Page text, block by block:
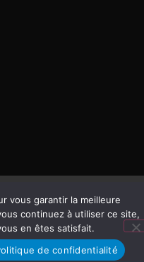
vous garantir la meilleure
continuez à utiliser ce site,
en êtes satisfait.
de confidentialité